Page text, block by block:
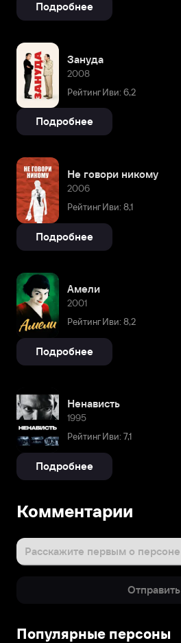
Подробнее
Зануда
2008
Рейтинг Иви: 6,2
Подробнее
Не говори никому
2006
Рейтинг Иви: 8,1
Подробнее
Амели
2001
Рейтинг Иви: 8,2
Подробнее
Ненависть
1995
Рейтинг Иви: 7,1
Подробнее
Комментарии
Расскажите первым о персоне
Отправить
Популярные персоны